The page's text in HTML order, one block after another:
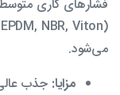
فشارهای کاری متوسط
می‌شود.
مزایا: جذب